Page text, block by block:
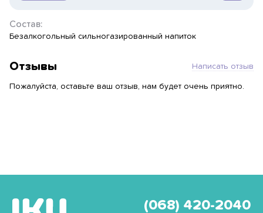
Состав:
Безалкогольный сильногазированный напиток
Отзывы Написать отзыв
Пожалуйста, оставьте ваш отзыв, нам будет очень приятно.
(068) 420-2040